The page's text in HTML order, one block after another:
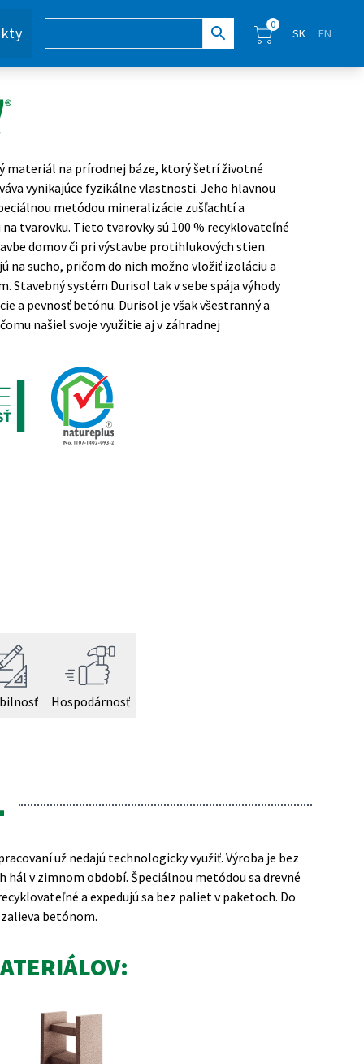
0
SK EN
materiál na prírodnej báze, ktorý šetrí životné
vynikajúce fyzikálne vlastnosti. Jeho hlavnou
metódou mineralizácie zušľachtí a
tvarovku. Tieto tvarovky sú 100 % recyklovateľné
domov či pri výstavbe protihlukových stien.
na sucho, pričom do nich možno vložiť izoláciu a
Stavebný systém Durisol tak v sebe spája výhody
a pevnosť betónu. Durisol je však všestranný a
našiel svoje využitie aj v záhradnej
Hospodárnosť
už nedajú technologicky využiť. Výroba je bez
v zimnom období. Špeciálnou metódou sa drevné
a expedujú sa bez paliet v paketoch. Do
betónom.